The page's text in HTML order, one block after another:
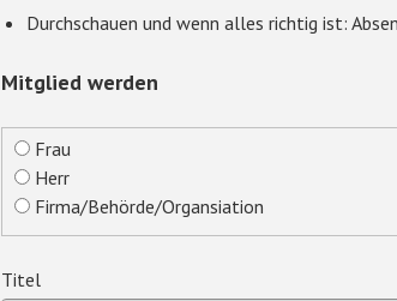
Durchschauen und wenn alles richtig ist:
Mitglied werden
Frau
Herr
Firma/Behörde/Organsiation
Titel